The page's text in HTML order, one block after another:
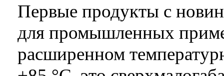
Первые продукты с
для промышленных
расширенном